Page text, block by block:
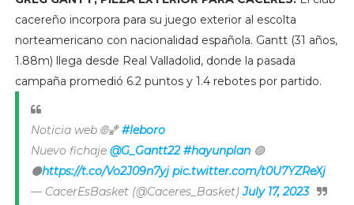
cacereño incorpora para su juego exterior al escolta
norteamericano con nacionalidad española. Gantt (31 años,
1.88m) llega desde Real Valladolid, donde la pasada
campaña promedió 6.2 puntos y 1.4 rebotes por partido.
Noticia web 🌐🏀#leboro
Nuevo fichaje @G_Gantt22 #hayunplan🟢
⚫️https://t.co/Vo2J09n7yj pic.twitter.com/t0U7YZReXj
— CacerEsBasket (@Caceres_Basket)July 17, 2023